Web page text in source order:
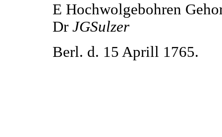
E Hochwolgebohren
Dr JGSulzer
Berl. d. 15 Aprill 1765.